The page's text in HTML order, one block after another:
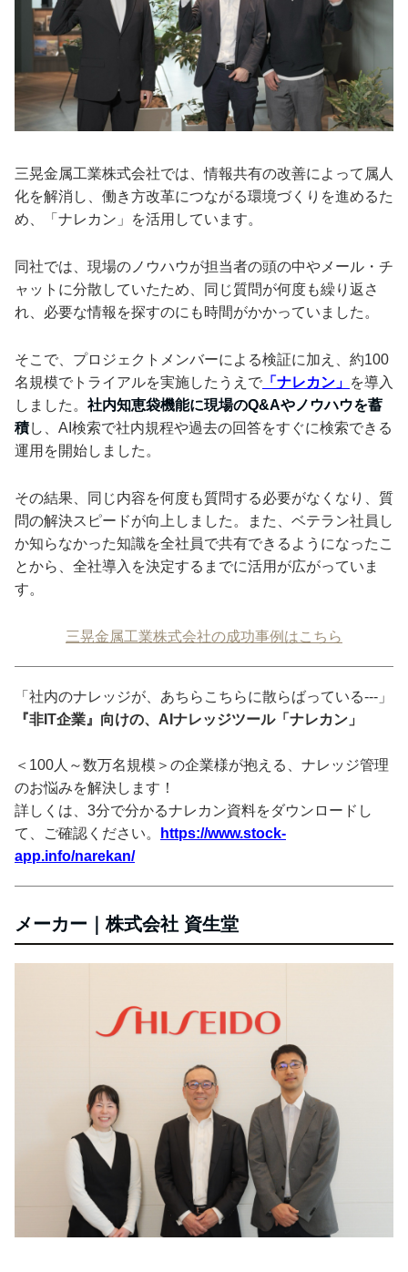
三晃金属工業株式会社では、情報共有の改善によって属人
化を解消し、働き方改革につながる環境づくりを進めるた
め、「ナレカン」を活用しています。
同社では、現場のノウハウが担当者の頭の中やメール・チ
ャットに分散していたため、同じ質問が何度も繰り返さ
れ、必要な情報を探すのにも時間がかかっていました。
そこで、プロジェクトメンバーによる検証に加え、約100
名規模でトライアルを実施したうえで 「ナレカン」 を導入
しました。 社内知恵袋機能に現場のQ&Aやノウハウを蓄
積し、AI検索で社内規程や過去の回答をすぐに検索できる
運用を開始しました。
その結果、同じ内容を何度も質問する必要がなくなり、質
問の解決スピードが向上しました。また、ベテラン社員し
か知らなかった知識を全社員で共有できるようになったこ
とから、全社導入を決定するまでに活用が広がっていま
す。
三晃金属工業株式会社の成功事例はこちら
「社内のナレッジが、あちらこちらに散らばっている---」
『非IT企業』向けの、AIナレッジツール「ナレカン」
＜100人～数万名規模＞の企業様が抱える、ナレッジ管理
のお悩みを解決します！
詳しくは、3分で分かるナレカン資料をダウンロードし
て、ご確認ください。
https://www.stock-
app.info/narekan/
メーカー｜株式会社 資生堂